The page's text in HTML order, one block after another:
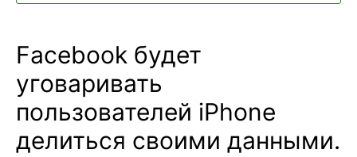
Facebook будет
уговаривать
пользователей iPhone
делиться своими данными.